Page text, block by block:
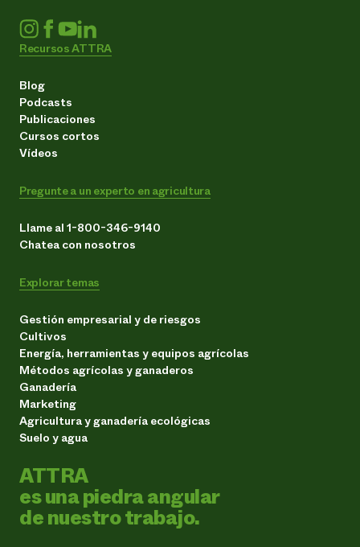
Recursos ATTRA
Blog
Podcasts
Publicaciones
Cursos cortos
Vídeos
Pregunte a un experto en agricultura
Llame al 1-800-346-9140
Chatea con nosotros
Explorar temas
Gestión empresarial y de riesgos
Cultivos
Energía, herramientas y equipos agrícolas
Métodos agrícolas y ganaderos
Ganadería
Marketing
Agricultura y ganadería ecológicas
Suelo y agua
ATTRA
es una piedra angular
de nuestro trabajo.